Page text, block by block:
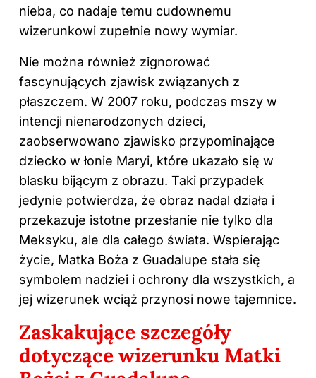
nieba, co nadaje temu cudownemu
wizerunkowi zupełnie nowy wymiar.
Nie można również zignorować
fascynujących zjawisk związanych z
płaszczem. W 2007 roku, podczas mszy w
intencji nienarodzonych dzieci,
zaobserwowano zjawisko przypominające
dziecko w łonie Maryi, które ukazało się w
blasku bijącym z obrazu. Taki przypadek
jedynie potwierdza, że obraz nadal działa i
przekazuje istotne przesłanie nie tylko dla
Meksyku, ale dla całego świata. Wspierając
życie, Matka Boża z Guadalupe stała się
symbolem nadziei i ochrony dla wszystkich, a
jej wizerunek wciąż przynosi nowe tajemnice.
Zaskakujące szczegóły
dotyczące wizerunku Matki